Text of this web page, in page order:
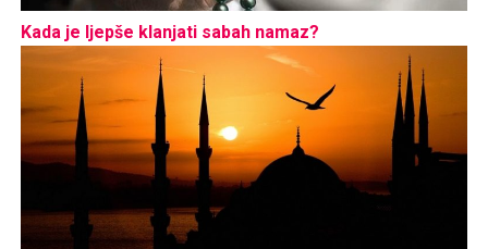
Kada je ljepše klanjati sabah namaz?